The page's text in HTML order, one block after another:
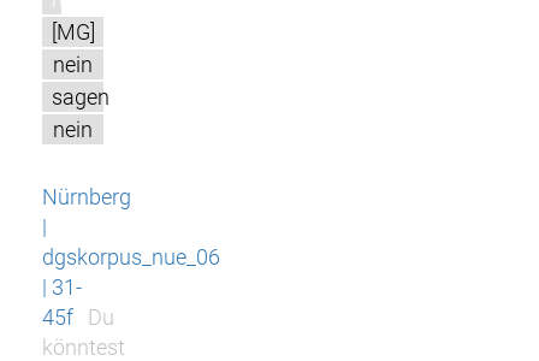
[MG]
nein
sagen
nein
Nürnberg
|
dgskorpus_nue_06
| 31-
45f
Du
könntest